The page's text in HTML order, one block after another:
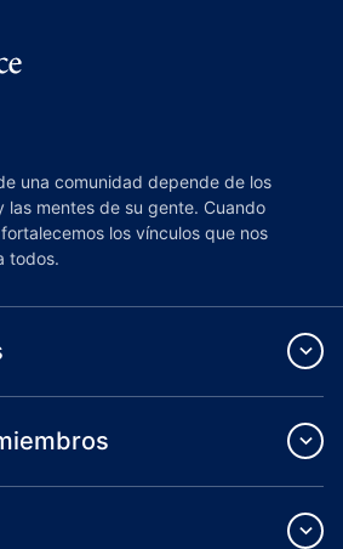
una comunidad depende de los
las mentes de su gente. Cuando
los vínculos que nos
todos.